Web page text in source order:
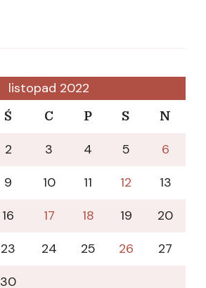
listopad 2022
Ś C P S N
2 3 4 5
6
9 10 11 12
13
16 17 18 19
20
23 24 25 26
27
30